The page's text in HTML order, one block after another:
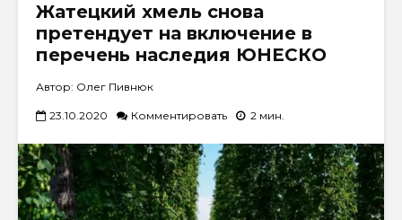
Жатецкий хмель снова
претендует на включение в
перечень наследия ЮНЕСКО
Автор: Олег Пивнюк
23.10.2020 Комментировать 2 мин.